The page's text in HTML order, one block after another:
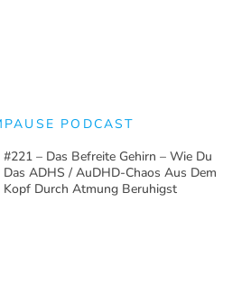
PODCAST
#221 – Das Befreite Gehirn – Wie Du
Das ADHS / AuDHD-Chaos Aus Dem
Kopf Durch Atmung Beruhigst